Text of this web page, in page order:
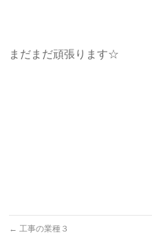
まだまだ頑張ります☆
← 工事の業種３